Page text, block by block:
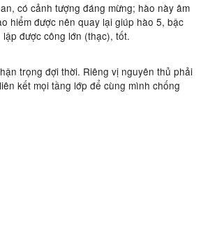
có cảnh tượng đáng mừng; hào này âm
hiểm được nên quay lại giúp hào 5, bậc
được công lớn (thạc), tốt.
trọng đợi thời. Riêng vị nguyên thủ phải
kết mọi tầng lớp để cùng mình chống